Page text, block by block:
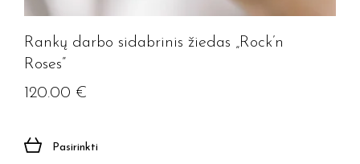
Rankų darbo sidabrinis žiedas „Rock’n
Roses”
120.00 €
Pasirinkti